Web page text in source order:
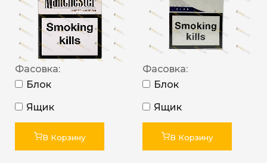
Фасовка:
Блок
Ящик
В Корзину
Фасовка:
Блок
Ящик
В Корзину